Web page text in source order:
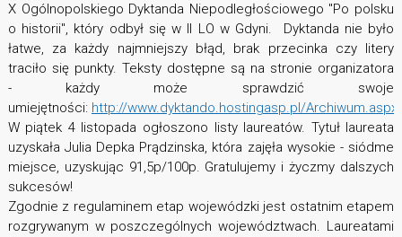
X Ogólnopolskiego Dyktanda Niepodległościowego "Po polsku
o historii", który odbył się w II LO w Gdyni. Dyktanda nie było
łatwe, za każdy najmniejszy błąd, brak przecinka czy litery
traciło się punkty. Teksty dostępne są na stronie organizatora
- każdy może sprawdzić swoje
umiejętności: http://www.dyktando.hostingasp.pl/Archiwum.aspx
W piątek 4 listopada ogłoszono listy laureatów. Tytuł laureata
uzyskała Julia Depka Prądzinska, która zajęła wysokie - siódme
miejsce, uzyskując 91,5p/100p. Gratulujemy i życzmy dalszych
sukcesów!
Zgodnie z regulaminem etap wojewódzki jest ostatnim etapem
rozgrywanym w poszczególnych województwach. Laureatami